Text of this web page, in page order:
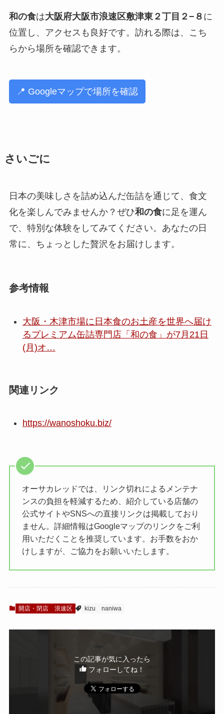
和の食は大阪府大阪市浪速区敷津東２丁目２−８ に
位置し、アクセスも良好です。訪れる際は、こち
らから場所を確認できます。
📍 Googleマップで場所を確認
さいごに
日本の美味しさを詰め込んだ缶詰を通じて、食文
化を楽しんでみませんか？ぜひ和の食に足を運ん
で、特別な体験をしてみてください。あなたの日
常に、ちょっとした贅沢をお届けします。
参考情報
大阪・木津市場に日本食のお土産を世界へ届け
るプレミアム缶詰専門店「和の食」が7月21日
(月)オ…
関連リンク
https://wanoshoku.biz/
オーサカレッドでは、リンク切れによるメンテナ
ンスの負担を軽減するため、紹介している店舗の
公式サイトやSNSへの直接リンクは掲載しており
ません。詳細情報はGoogleマップのリンクをご利
用いただくことを推奨しています。お手数をおか
けしますが、ご協力をお願いいたします。
開店・閉店 浪速区 kizu naniwa
この記事が気に入ったら
フォローしてね！